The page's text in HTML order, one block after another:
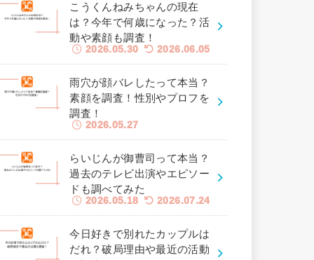
こうくんねみちゃんの現在
は？今年で何歳になった？活
動や素顔も調査！
2026.05.30 2026.06.05
雨穴が顔バレしたって本当？
素顔を調査！性別やプロフを
調査！
2026.05.27
らいじんが御曹司って本当？
過去のテレビ出演やエピソー
ドも調べてみた
2026.05.18 2026.07.24
今日好きで別れたカップルは
だれ？破局理由や最近の活動